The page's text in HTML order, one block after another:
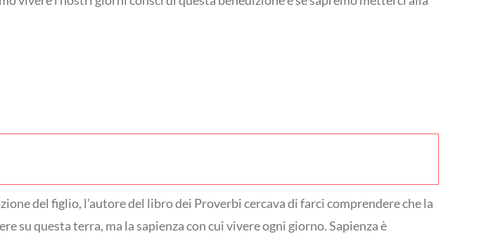
del figlio, l’autore del libro dei Proverbi cercava di farci comprendere che la
su questa terra, ma la sapienza con cui vivere ogni giorno. Sapienza è